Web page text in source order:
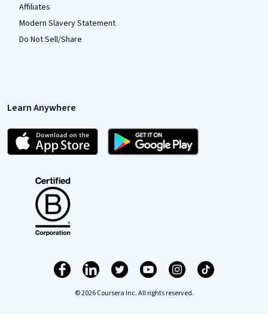
Affiliates
Modern Slavery Statement
Do Not Sell/Share
Learn Anywhere
© 2026 Coursera Inc. All rights reserved.